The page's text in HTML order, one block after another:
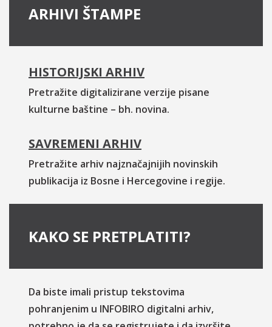
ARHIVI ŠTAMPE
HISTORIJSKI ARHIV
Pretražite digitalizirane verzije pisane
kulturne baštine – bh. novina.
SAVREMENI ARHIV
Pretražite arhiv najznačajnijih novinskih
publikacija iz Bosne i Hercegovine i regije.
KAKO SE PRETPLATITI?
Da biste imali pristup tekstovima
pohranjenim u INFOBIRO digitalni arhiv,